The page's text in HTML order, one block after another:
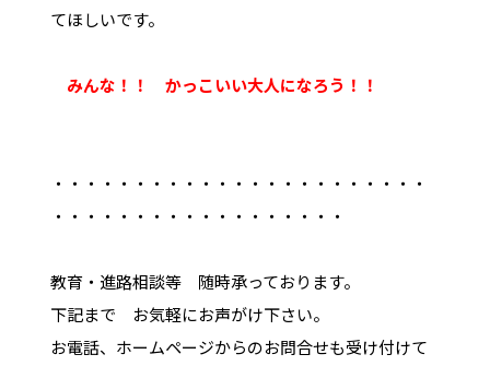
てほしいです。
みんな！！ かっこいい大人になろう！！
・・・・・・・・・・・・・・・・・・・・・・・
・・・・・・・・・・・・・・・・・・
教育・進路相談等 随時承っております。
下記まで お気軽にお声がけ下さい。
お電話、ホームページからのお問合せも受け付けて